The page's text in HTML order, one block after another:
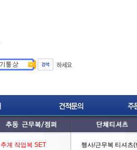
추계 작업복 SET
행사/근무복 티셔츠(